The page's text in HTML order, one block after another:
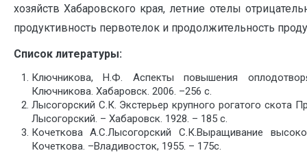
хозяйств Хабаровского края, летние отелы
продуктивность первотелок и продолжительность
Список литературы:
Ключникова, Н.Ф. Аспекты повышения
Ключникова. Хабаровск. 2006. –256 с.
Лысогорский С.К. Экстерьер крупного рогатого скота
Лысогорский. – Хабаровск. 1928. – 185 с.
Кочеткова А.С.Лысогорский С.К.Выращивание
Кочеткова. –Владивосток, 1955. – 175с.